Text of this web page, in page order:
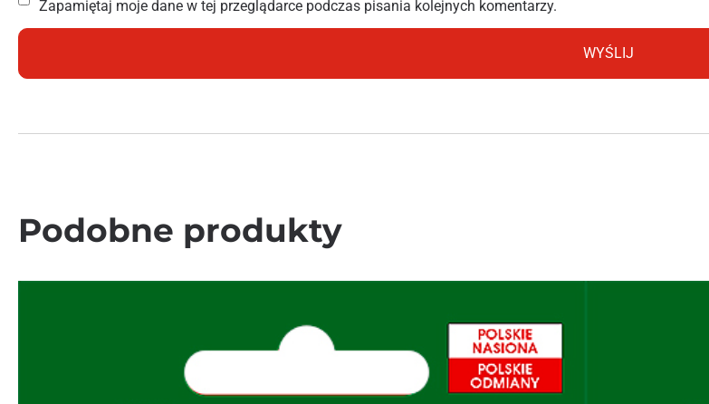
Zapamiętaj moje dane w tej przeglądarce podczas pisania kolejnych komentarzy.
Podobne produkty